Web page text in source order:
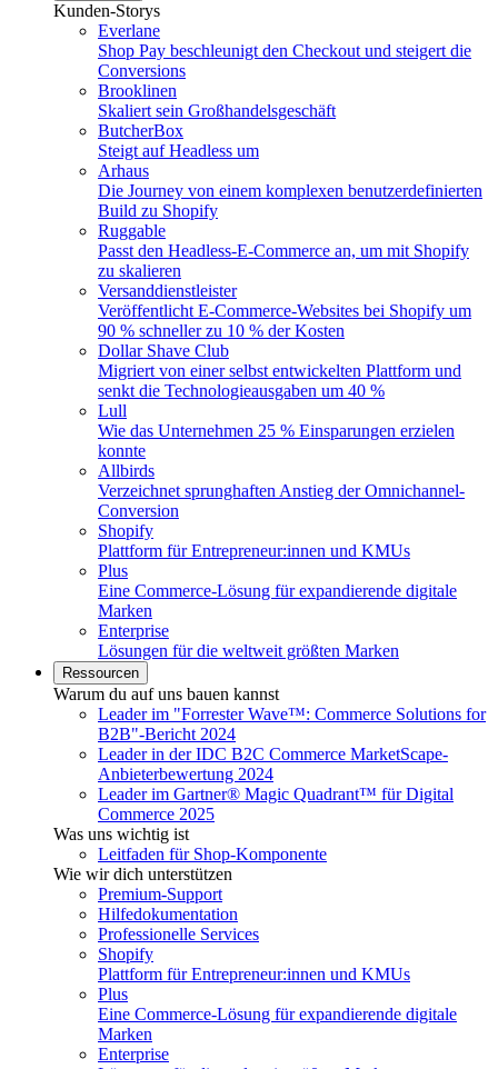
Kunden-Storys
Everlane
Shop Pay beschleunigt den Checkout und steigert die
Conversions
Brooklinen
Skaliert sein Großhandelsgeschäft
ButcherBox
Steigt auf Headless um
Arhaus
Die Journey von einem komplexen benutzerdefinierten
Build zu Shopify
Ruggable
Passt den Headless-E-Commerce an, um mit Shopify
zu skalieren
Versanddienstleister
Veröffentlicht E-Commerce-Websites bei Shopify um
90 % schneller zu 10 % der Kosten
Dollar Shave Club
Migriert von einer selbst entwickelten Plattform und
senkt die Technologieausgaben um 40 %
Lull
Wie das Unternehmen 25 % Einsparungen erzielen
konnte
Allbirds
Verzeichnet sprunghaften Anstieg der Omnichannel-
Conversion
Shopify
Plattform für Entrepreneur:innen und KMUs
Plus
Eine Commerce-Lösung für expandierende digitale
Marken
Enterprise
Lösungen für die weltweit größten Marken
Ressourcen
Warum du auf uns bauen kannst
Leader im "Forrester Wave™: Commerce Solutions for
B2B"-Bericht 2024
Leader in der IDC B2C Commerce MarketScape-
Anbieterbewertung 2024
Leader im Gartner® Magic Quadrant™ für Digital
Commerce 2025
Was uns wichtig ist
Leitfaden für Shop-Komponente
Wie wir dich unterstützen
Premium-Support
Hilfedokumentation
Professionelle Services
Shopify
Plattform für Entrepreneur:innen und KMUs
Plus
Eine Commerce-Lösung für expandierende digitale
Marken
Enterprise